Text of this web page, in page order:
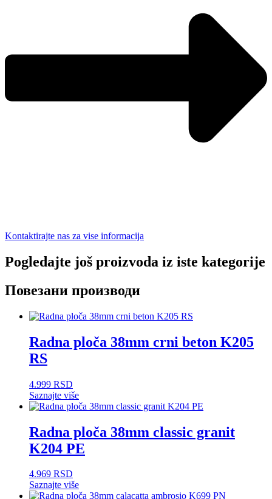
Kontaktirajte nas za vise informacija
Pogledajte još proizvoda iz iste kategorije
Повезани производи
Radna ploča 38mm crni beton K205
RS
4.999 RSD
Saznajte više
Radna ploča 38mm classic granit
K204 PE
4.969 RSD
Saznajte više